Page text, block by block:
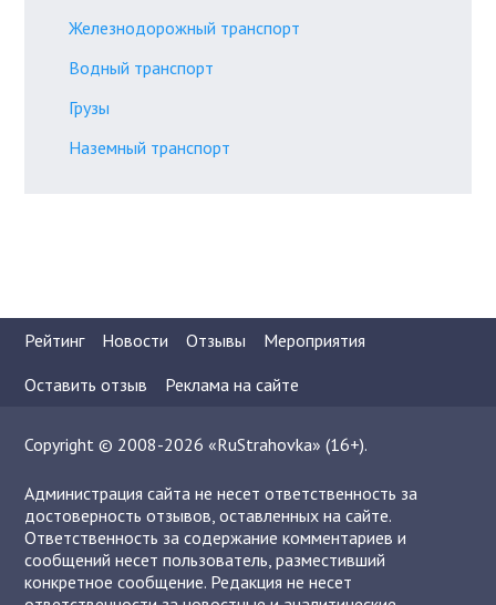
Железнодорожный транспорт
Водный транспорт
Грузы
Наземный транспорт
Рейтинг Новости Отзывы
Мероприятия
Оставить отзыв
Реклама на сайте
Copyright © 2008-2026 «RuStrahovka» (16+).
Администрация сайта не несет ответственность за
достоверность отзывов, оставленных на сайте.
Ответственность за содержание комментариев и
сообщений несет пользователь, разместивший
конкретное сообщение. Редакция не несет